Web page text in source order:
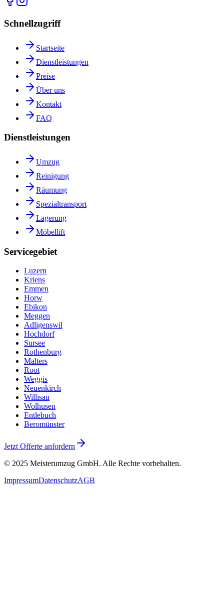
Schnellzugriff
Startseite
Dienstleistungen
Preise
Über uns
Kontakt
FAQ
Dienstleistungen
Umzug
Reinigung
Räumung
Spezialtransport
Lagerung
Möbellift
Servicegebiet
Luzern
Kriens
Emmen
Horw
Ebikon
Meggen
Adligenswil
Hochdorf
Sursee
Rothenburg
Malters
Root
Weggis
Neuenkirch
Willisau
Wolhusen
Entlebuch
Beromünster
Jetzt Offerte anfordern
© 2025 Meisterumzug GmbH. Alle Rechte vorbehalten.
ImpressumDatenschutzAGB